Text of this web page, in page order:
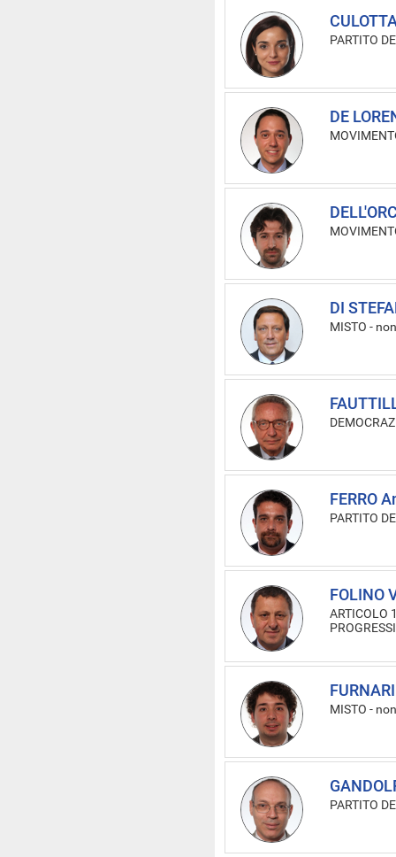
PARTITO
DE
DI
MISTO -
FERRO
PARTITO
FOLINO
ARTICOLO
MISTO -
PARTITO